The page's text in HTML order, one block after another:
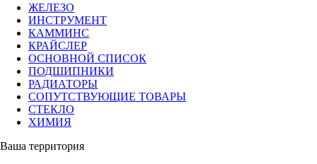
ЖЕЛЕЗО
ИНСТРУМЕНТ
КАММИНС
КРАЙСЛЕР
ОСНОВНОЙ СПИСОК
ПОДШИПНИКИ
РАДИАТОРЫ
СОПУТСТВУЮЩИЕ ТОВАРЫ
СТЕКЛО
ХИМИЯ
Ваша территория